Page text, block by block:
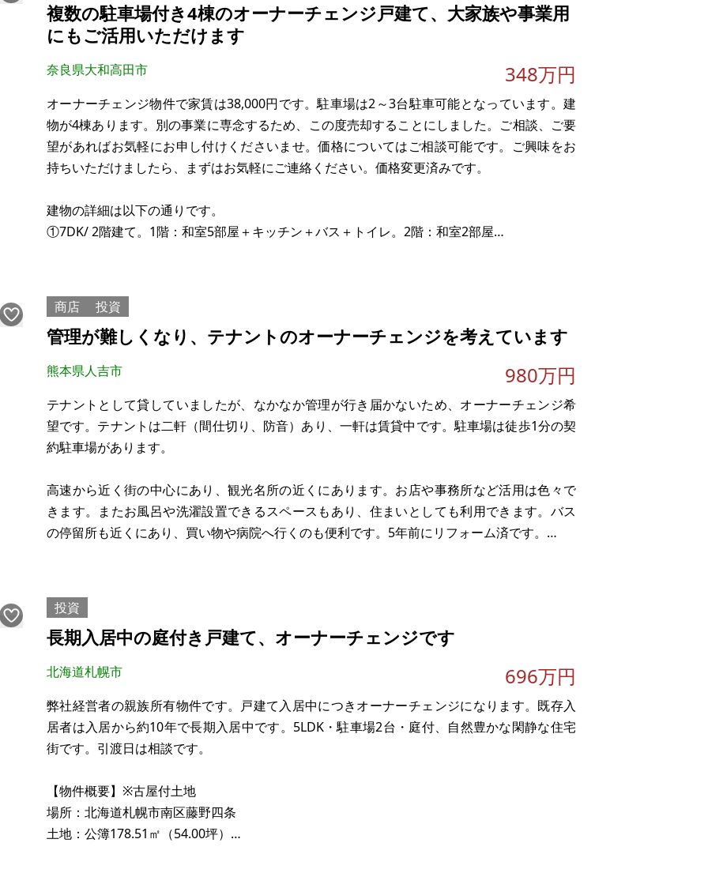
複数の駐車場付き4棟のオーナーチェンジ戸建て、大家族や事業用
にもご活用いただけます
奈良県大和高田市 348万円
オーナーチェンジ物件で家賃は38,000円です。駐車場は2～3台駐車可能となっています。建
物が4棟あります。別の事業に専念するため、この度売却することにしました。ご相談、ご要
望があればお気軽にお申し付けくださいませ。価格についてはご相談可能です。ご興味をお
持ちいただけましたら、まずはお気軽にご連絡ください。価格変更済みです。
建物の詳細は以下の通りです。
①7DK/ 2階建て。1階：和室5部屋＋キッチン＋バス＋トイレ。2階：和室2部屋
④1R/1階建て。1階：
商店 投資
管理が難しくなり、テナントのオーナーチェンジを考えています
熊本県人吉市 980万円
テナントとして貸していましたが、なかなか管理が行き届かないため、オーナーチェンジ希
望です。テナントは二軒（間仕切り、防音）あり、一軒は賃貸中です。駐車場は徒歩1分の契
約駐車場があります。
高速から近く街の中心にあり、観光名所の近くにあります。お店や事務所など活用は色々で
きます。またお風呂や洗濯設置できるスペースもあり、住まいとしても利用できます。バス
の停留所も近くにあり、買い物や病院へ行くのも便利です。5年前にリフォーム済です。
場所：熊本県人吉市二日町
土地：69.26㎡
建物：103㎡
現況：一軒は入居中
希望価格：980万円
※現状有姿
投資
長期入居中の庭付き戸建て、オーナーチェンジです
北海道札幌市 696万円
弊社経営者の親族所有物件です。戸建て入居中につきオーナーチェンジになります。既存入
居者は入居から約10年で長期入居中です。5LDK・駐車場2台・庭付、自然豊かな閑静な住宅
街です。引渡日は相談です。
【物件概要】※古屋付土地
場所：北海道札幌市南区藤野四条
土地：公簿178.51㎡（54.00坪）